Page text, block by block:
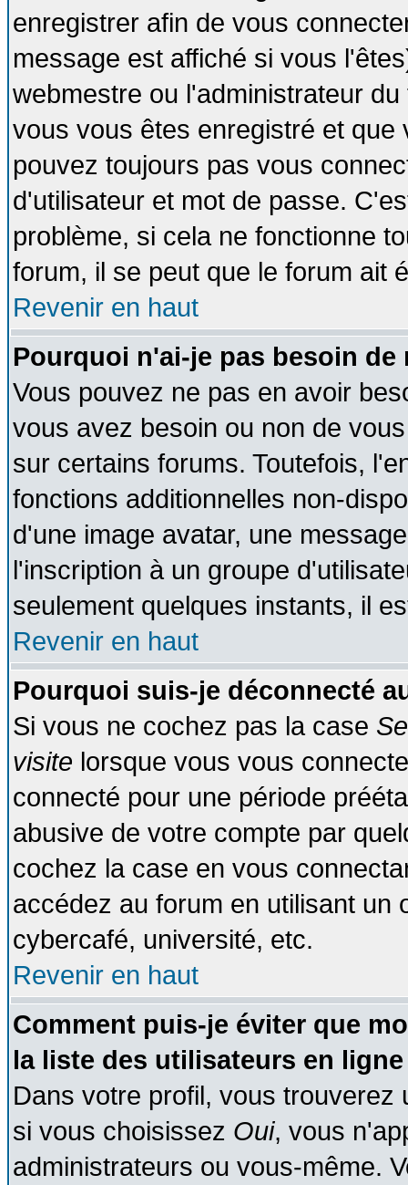
enregistrer afin de vous
message est affiché si vous
webmestre ou l'administrateur
vous vous êtes enregistré et
pouvez toujours pas vous
d'utilisateur et mot de passe.
problème, si cela ne fonctionne
forum, il se peut que le forum ait
Revenir en haut
Pourquoi n'ai-je pas besoin de
Vous pouvez ne pas en avoir
vous avez besoin ou non de
sur certains forums. Toutefois,
fonctions additionnelles non-
d'une image avatar, une
l'inscription à un groupe
seulement quelques instants, il
Revenir en haut
Pourquoi suis-je déconnecté
Si vous ne cochez pas la case
visite lorsque vous vous
connecté pour une période
abusive de votre compte par
cochez la case en vous
accédez au forum en utilisant un
cybercafé, université, etc.
Revenir en haut
Comment puis-je éviter que
la liste des utilisateurs en
Dans votre profil, vous trouverez
si vous choisissez Oui, vous
administrateurs ou vous-même.